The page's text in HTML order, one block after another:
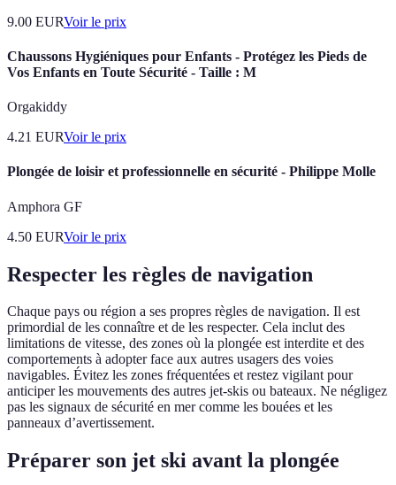
9.00 EURVoir le prix
Chaussons Hygiéniques pour Enfants - Protégez les Pieds de
Vos Enfants en Toute Sécurité - Taille : M
Orgakiddy
4.21 EURVoir le prix
Plongée de loisir et professionnelle en sécurité - Philippe Molle
Amphora GF
4.50 EURVoir le prix
Respecter les règles de navigation
Chaque pays ou région a ses propres règles de navigation. Il est
primordial de les connaître et de les respecter. Cela inclut des
limitations de vitesse, des zones où la plongée est interdite et des
comportements à adopter face aux autres usagers des voies
navigables. Évitez les zones fréquentées et restez vigilant pour
anticiper les mouvements des autres jet-skis ou bateaux. Ne négligez
pas les signaux de sécurité en mer comme les bouées et les
panneaux d’avertissement.
Préparer son jet ski avant la plongée